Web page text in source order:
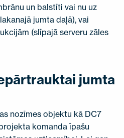
un balstīti vai nu uz
jumta daļā), vai
(slīpajā serveru zāles
jumta
nozīmes objektu kā DC7
komanda īpašu